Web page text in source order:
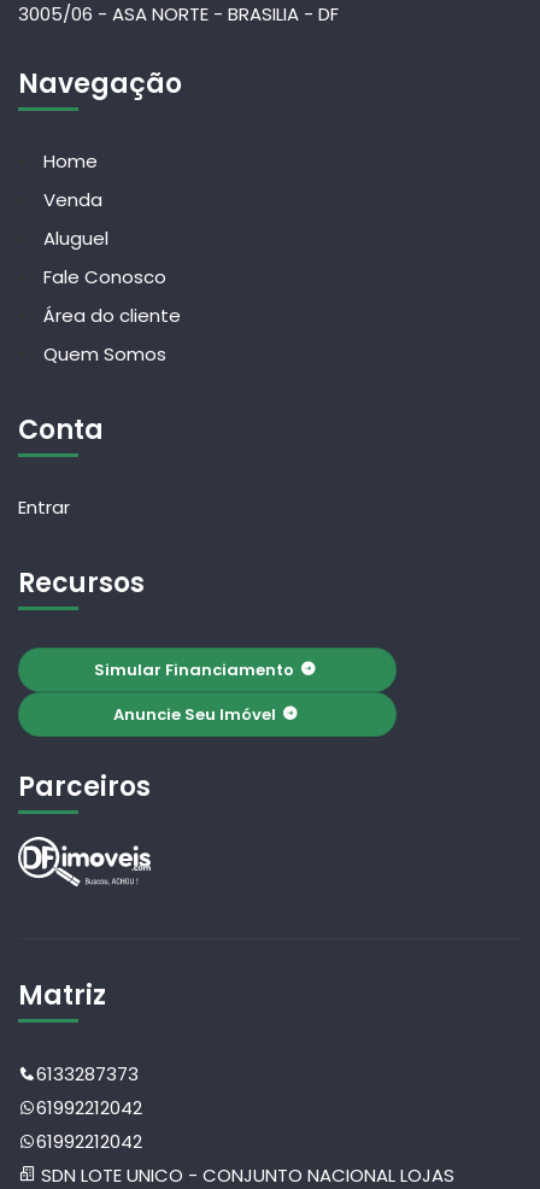
3005/06 - ASA NORTE - BRASILIA - DF
Navegação
Home
Venda
Aluguel
Fale Conosco
Área do cliente
Quem Somos
Conta
Entrar
Recursos
Simular Financiamento
Anuncie Seu Imóvel
Parceiros
Matriz
6133287373
61992212042
61992212042
SDN LOTE UNICO - CONJUNTO NACIONAL LOJAS